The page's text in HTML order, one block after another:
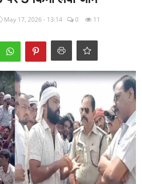
May 17, 2026 - 13:14 0 11